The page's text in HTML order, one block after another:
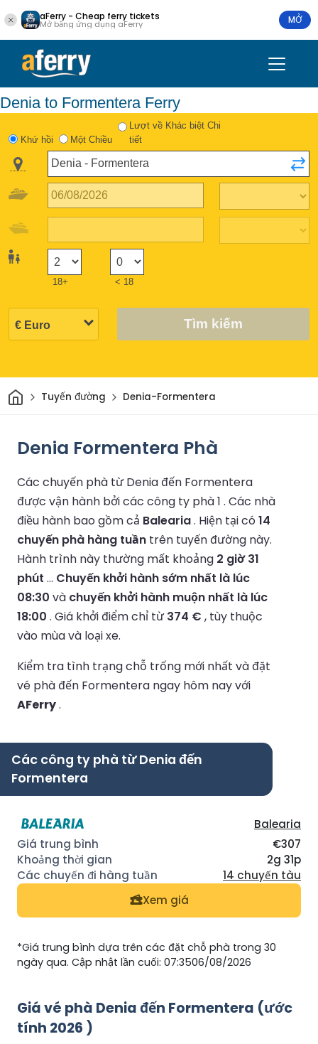
aFerry - Cheap ferry tickets
Mở bằng ứng dụng aFerry MỞ
Denia to Formentera Ferry
Khứ hồi Một Chiều
Lượt về Khác biệt Chi
tiết
18+ < 18
Tìm kiếm
Trang chủ
Tuyến đường Denia-Formentera
Denia Formentera Phà
Các chuyến phà từ Denia đến Formentera
được vận hành bởi các công ty phà 1 . Các nhà
điều hành bao gồm cả Balearia. Hiện tại có 14
chuyến phà hàng tuần trên tuyến đường này.
Hành trình này thường mất khoảng 2 giờ 31
phút ... Chuyến khởi hành sớm nhất là lúc
08:30 và chuyến khởi hành muộn nhất là lúc
18:00 . Giá khởi điểm chỉ từ374 € , tùy thuộc
vào mùa và loại xe.
Kiểm tra tình trạng chỗ trống mới nhất và đặt
vé phà đến Formentera ngay hôm nay với
AFerry.
Các công ty phà từ Denia đến
Formentera
Balearia
€307
2g 31p
14 chuyến tàu
Xem giá
*Giá trung bình dựa trên các đặt chỗ phà trong 30
ngày qua. Cập nhật lần cuối: 07:3506/08/2026
Giá vé phà Denia đến Formentera (ước
tính 2026 )